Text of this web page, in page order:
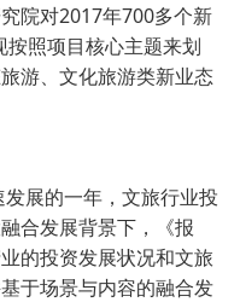
院对2017年700多个新
照项目核心主题来划
游、文化旅游类新业态
展的一年，文旅行业投
合发展背景下，《报
的投资发展状况和文旅
于场景与内容的融合发